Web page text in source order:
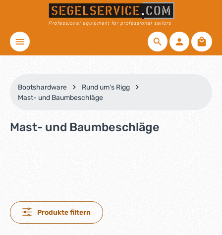
Zum Hauptinhalt springen
Bootshardware
Rund um's Rigg
Mast- und Baumbeschläge
Mast- und Baumbeschläge
Produkte filtern